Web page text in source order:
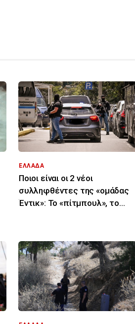
ΕΛΛΑΔΑ
Ποιοι είναι οι 2 νέοι
συλληφθέντες της «ομάδας
Έντικ»: Το «πίτμπουλ», το